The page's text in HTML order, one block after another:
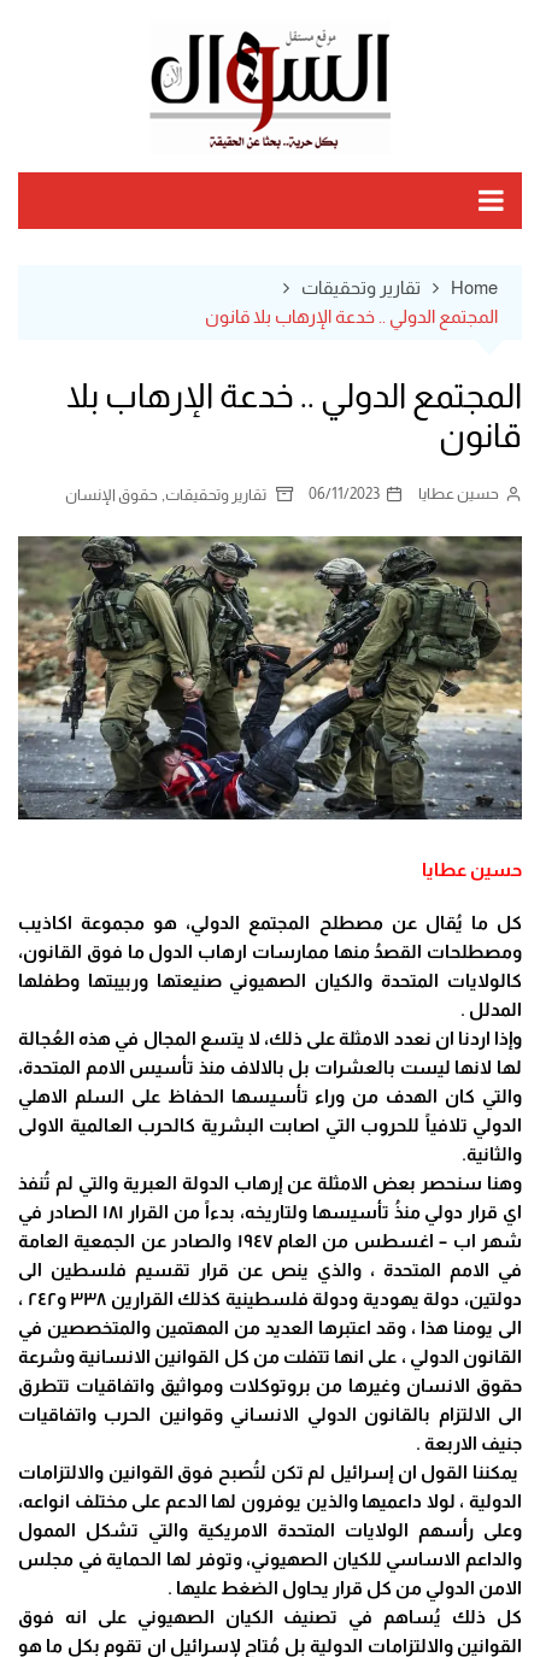
Home
تقارير وتحقيقات
المجتمع الدولي .. خدعة الإرهاب بلا قانون
المجتمع الدولي .. خدعة الإرهاب بلا
قانون
حسين عطايا 06/11/2023 تقارير وتحقيقات حقوق الإنسان
حسين عطايا
كل ما يُقال عن مصطلح المجتمع الدولي، هو مجموعة اكاذيب
ومصطلحات القصدُ منها ممارسات ارهاب الدول ما فوق القانون،
كالولايات المتحدة والكيان الصهيوني صنيعتها وربيبتها وطفلها
المدلل .
وإذا اردنا ان نعدد الامثلة على ذلك، لا يتسع المجال في هذه العُجالة
لها لانها ليست بالعشرات بل بالالاف منذ تأسيس الامم المتحدة،
والتي كان الهدف من وراء تأسيسها الحفاظ على السلم الاهلي
الدولي تلافياً للحروب التي اصابت البشرية كالحرب العالمية الاولى
والثانية.
وهنا سنحصر بعض الامثلة عن إرهاب الدولة العبرية والتي لم تُنفذ
اي قرار دولي منذُ تأسيسها ولتاريخه، بدءاً من القرار ١٨١ الصادر في
شهر اب – اغسطس من العام ١٩٤٧ والصادر عن الجمعية العامة
في الامم المتحدة ، والذي ينص عن قرار تقسيم فلسطين الى
دولتين، دولة يهودية ودولة فلسطينية كذلك القرارين ٣٣٨ و٢٤٢ ،
الى يومنا هذا ، وقد اعتبرها العديد من المهتمين والمتخصصين في
القانون الدولي ، على انها تتفلت من كل القوانين الانسانية وشرعة
حقوق الانسان وغيرها من بروتوكلات ومواثيق واتفاقيات تتطرق
الى الالتزام بالقانون الدولي الانساني وقوانين الحرب واتفاقيات
جنيف الاربعة .
يمكننا القول ان إسرائيل لم تكن لتُصبح فوق القوانين والالتزامات
الدولية ، لولا داعميها والذين يوفرون لها الدعم على مختلف انواعه،
وعلى رأسهم الولايات المتحدة الامريكية والتي تشكل الممول
والداعم الاساسي للكيان الصهيوني، وتوفر لها الحماية في مجلس
الامن الدولي من كل قرار يحاول الضغط عليها .
كل ذلك يُساهم في تصنيف الكيان الصهيوني على انه فوق
القوانين والالتزامات الدولية بل مُتاح لإسرائيل ان تقوم بكل ما هو